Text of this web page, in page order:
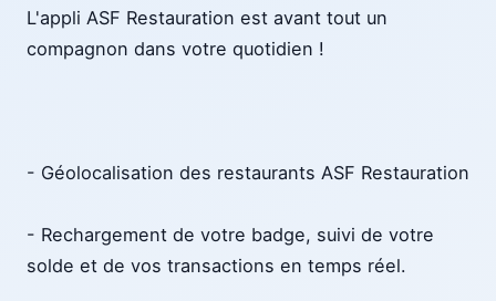
L'appli ASF Restauration est avant tout un
compagnon dans votre quotidien !
- Géolocalisation des restaurants ASF Restauration
- Rechargement de votre badge, suivi de votre
solde et de vos transactions en temps réel.